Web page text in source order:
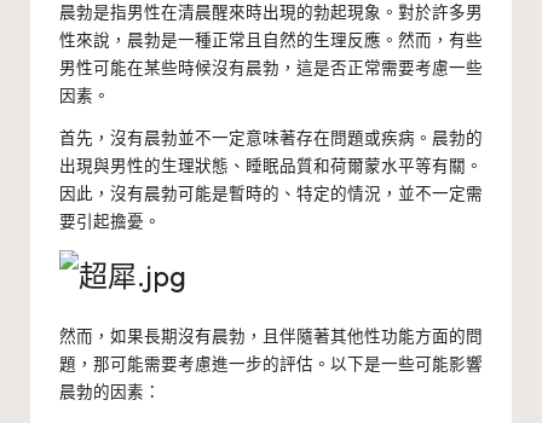
晨勃是指男性在清晨醒來時出現的勃起現象。對於許多男
性來說，晨勃是一種正常且自然的生理反應。然而，有些
男性可能在某些時候沒有晨勃，這是否正常需要考慮一些
因素。
首先，沒有晨勃並不一定意味著存在問題或疾病。晨勃的
出現與男性的生理狀態、睡眠品質和荷爾蒙水平等有關。
因此，沒有晨勃可能是暫時的、特定的情況，並不一定需
要引起擔憂。
然而，如果長期沒有晨勃，且伴隨著其他性功能方面的問
題，那可能需要考慮進一步的評估。以下是一些可能影響
晨勃的因素：